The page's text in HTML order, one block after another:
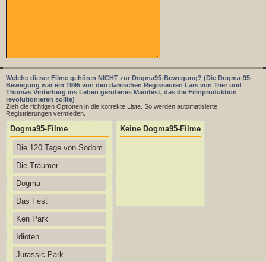
Welche dieser Filme gehören NICHT zur Dogma95-Bewegung? (Die Dogma-95-
Bewegung war ein 1995 von den dänischen Regisseuren Lars von Trier und
Thomas Vinterberg ins Leben gerufenes Manifest, das die Filmproduktion
revolutionieren sollte)
Zieh die richtigen Optionen in die korrekte Liste. So werden automatisierte
Registrierungen vermieden.
Dogma95-Filme
Die 120 Tage von Sodom
Die Träumer
Dogma
Das Fest
Ken Park
Idioten
Jurassic Park
Keine Dogma95-Filme